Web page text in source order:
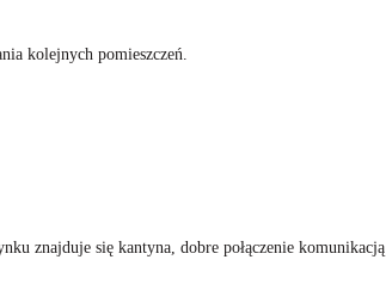
kolejnych pomieszczeń.
znajduje się kantyna, dobre połączenie komunikacją